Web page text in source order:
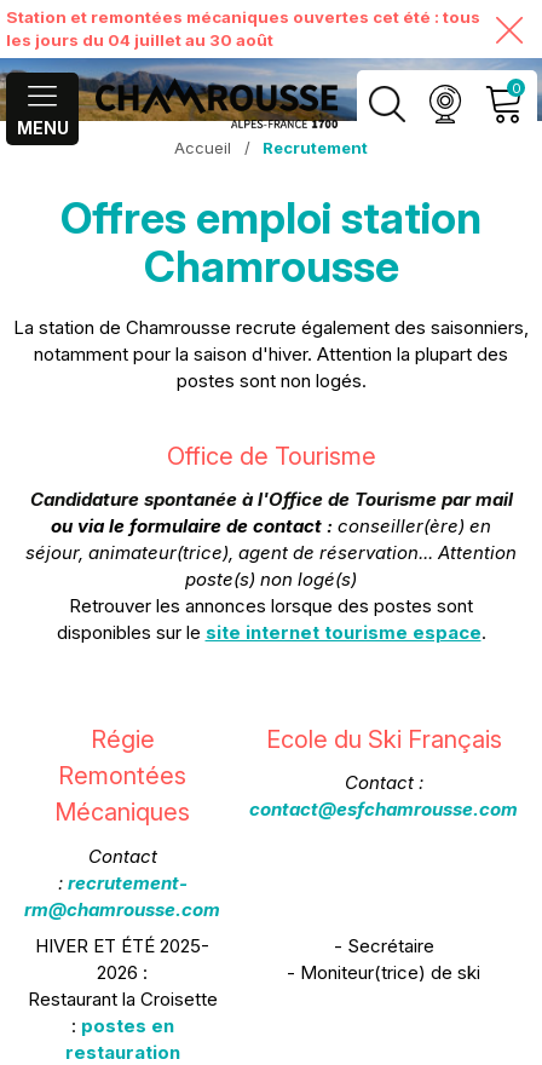
Station et remontées mécaniques ouvertes cet été : tous
les jours du 04 juillet au 30 août
MENU
0
MON COMPTE
VOIR MON PANIER
Accueil / Recrutement
Offres emploi station
Chamrousse
La station de Chamrousse recrute également des saisonniers,
notamment pour la saison d'hiver. Attention la plupart des
postes sont non logés.
Office de Tourisme
Candidature spontanée à l'Office de Tourisme par mail
ou via le formulaire de contact : conseiller(ère) en
séjour, animateur(trice), agent de réservation... Attention
poste(s) non logé(s)
Retrouver les annonces lorsque des postes sont
disponibles sur le site internet tourisme espace.
Régie
Remontées
Mécaniques
Contact
: recrutement-
rm@chamrousse.com
Ecole du Ski Français
Contact :
contact@esfchamrousse.com
HIVER ET ÉTÉ 2025-
2026 :
Restaurant la Croisette
: postes en
restauration
- Secrétaire
- Moniteur(trice) de ski